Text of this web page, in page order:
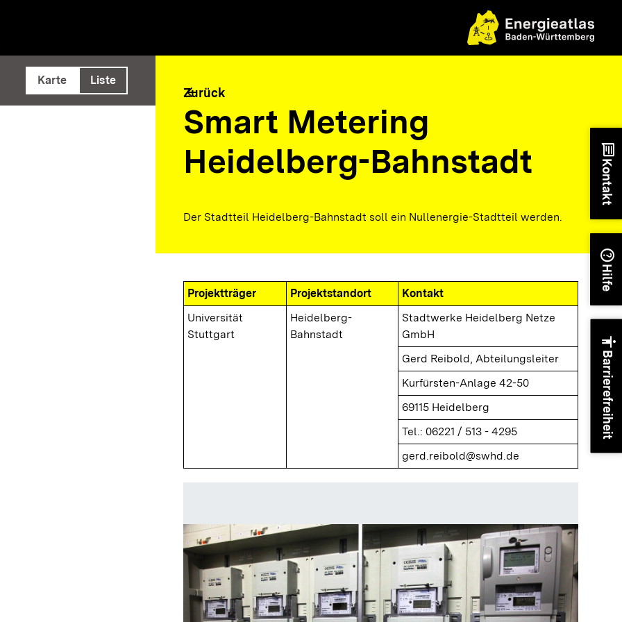
ausführen
Karte Liste
arrow_back
Zurück
Smart Metering
Heidelberg-Bahnstadt
Der Stadtteil Heidelberg-Bahnstadt soll ein Nullenergie-Stadtteil werden.
Projektträger Projektstandort
Kontakt
Universität
Stuttgart
Heidelberg-
Bahnstadt
Stadtwerke Heidelberg Netze
GmbH
Gerd Reibold, Abteilungsleiter
Kurfürsten-Anlage 42-50
69115 Heidelberg
Tel.: 06221 / 513 - 4295
gerd.reibold@swhd.de
chat
Kontakt
help
Hilfe
accessibility
Barrierefreiheit